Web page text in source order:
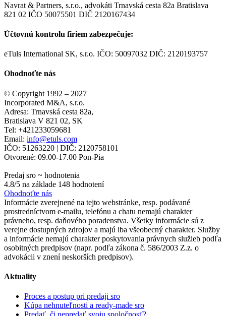
Navrat & Partners, s.r.o., advokáti Trnavská cesta 82a Bratislava
821 02 IČO 50075501 DIČ 2120167434
Účtovnú kontrolu firiem zabezpečuje:
eTuls International SK, s.r.o. IČO: 50097032 DIČ: 2120193757
Ohodnoťte nás
© Copyright 1992 – 2027
Incorporated M&A, s.r.o.
Adresa: Trnavská cesta 82a,
Bratislava V 821 02, SK
Tel: +421233059681
Email: info@etuls.com
IČO: 51263220 | DIČ: 2120758101
Otvorené: 09.00-17.00 Pon-Pia
Predaj sro ~ hodnotenia
4.8/5 na základe 148 hodnotení
Ohodnoťte nás
Informácie zverejnené na tejto webstránke, resp. podávané
prostredníctvom e-mailu, telefónu a chatu nemajú charakter
právneho, resp. daňového poradenstva. Všetky informácie sú z
verejne dostupných zdrojov a majú iba všeobecný charakter. Služby
a informácie nemajú charakter poskytovania právnych služieb podľa
osobitných predpisov (napr. podľa zákona č. 586/2003 Z.z. o
advokácii v znení neskorších predpisov).
Aktuality
Proces a postup pri predaji sro
Kúpa nehnuteľnosti a ready-made sro